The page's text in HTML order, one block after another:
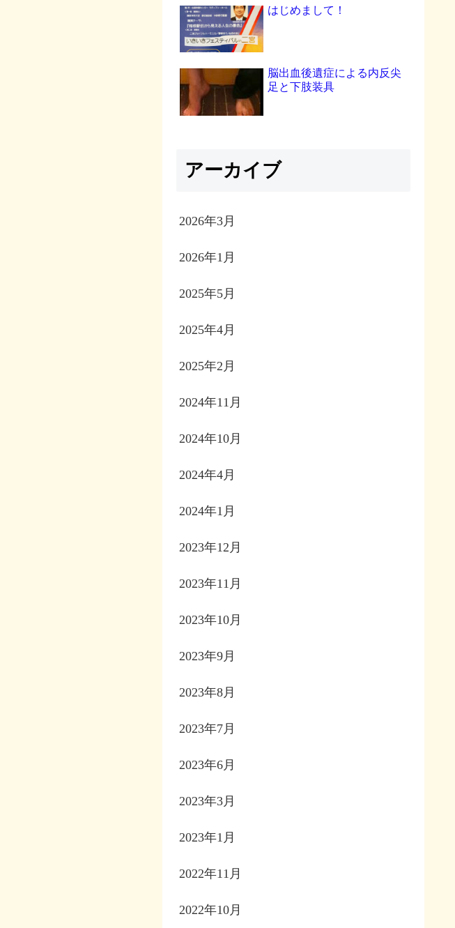
はじめまして！
脳出血後遺症による内反尖
足と下肢装具
アーカイブ
2026年3月
2026年1月
2025年5月
2025年4月
2025年2月
2024年11月
2024年10月
2024年4月
2024年1月
2023年12月
2023年11月
2023年10月
2023年9月
2023年8月
2023年7月
2023年6月
2023年3月
2023年1月
2022年11月
2022年10月